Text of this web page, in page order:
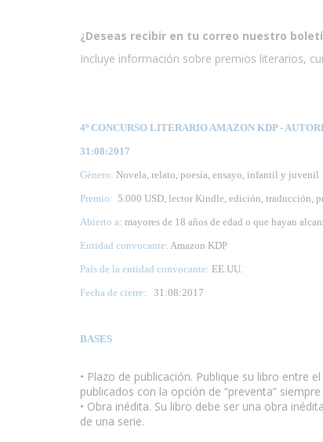
¿Deseas recibir en tu correo nuestro
Incluye información sobre premios literarios,
4º CONCURSO LITERARIO AMAZON KDP -
31:08:2017
Género: Novela, relato, poesía, ensayo, infantil y juvenil
Premio: 5.000 USD, lector Kindle, edición, traducción,
Abierto a: mayores de 18 años de edad o que hayan
Entidad convocante: Amazon KDP
País de la entidad convocante: EE.UU.
Fecha de cierre: 31 :08:2017
BASES
• Plazo de publicación. Publique su libro entre
publicados con la opción de “preventa”
• Obra inédita. Su libro debe ser una obra
de una serie.